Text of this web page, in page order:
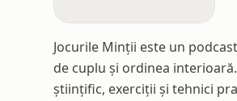
Jocurile Minții este un
de cuplu și ordinea
științific, exerciții și tehnici